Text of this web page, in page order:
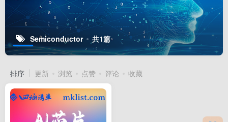
Semiconductor 共1篇
排序 更新 浏览 点赞 评论 收藏